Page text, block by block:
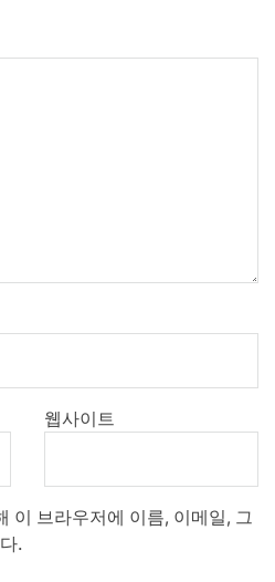
웹사이트
이 브라우저에 이름, 이메일, 그
.